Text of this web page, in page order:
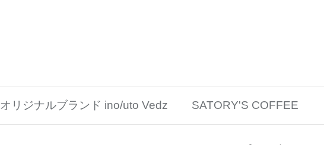
オリジナルブランド ino/uto Vedz SATORY'S COFFEE